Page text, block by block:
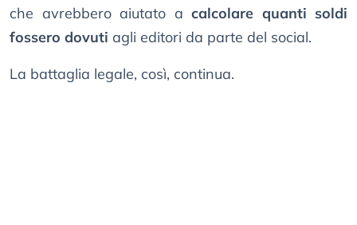
che avrebbero aiutato a calcolare quanti soldi
fossero dovuti agli editori da parte del social.
La battaglia legale, così, continua.